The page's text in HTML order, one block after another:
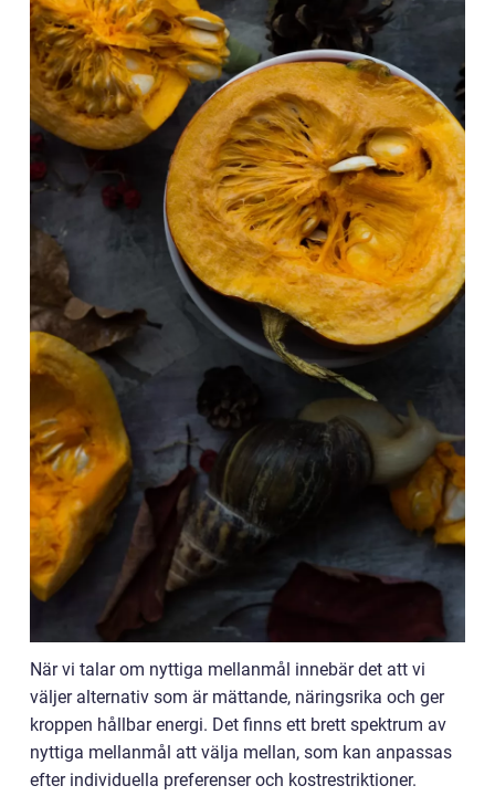
När vi talar om nyttiga mellanmål innebär det att vi
väljer alternativ som är mättande, näringsrika och ger
kroppen hållbar energi. Det finns ett brett spektrum av
nyttiga mellanmål att välja mellan, som kan anpassas
efter individuella preferenser och kostrestriktioner.